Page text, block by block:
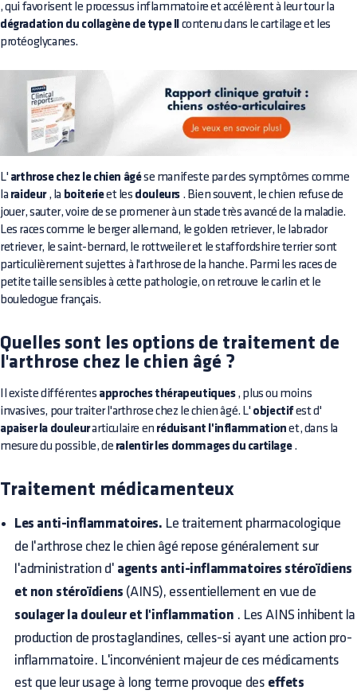
, qui favorisent le processus inflammatoire et accélèrent à leur tour la
dégradation du collagène de type II
contenu dans le cartilage et les
protéoglycanes.
L' arthrose chez le chien âgése manifeste par des symptômes comme
la raideur, la boiterieet les douleurs . Bien souvent, le chien refuse de
jouer, sauter, voire de se promener à un stade très avancé de la maladie.
Les races comme le berger allemand, le golden retriever, le labrador
retriever, le saint-bernard, le rottweiler et le staffordshire terrier sont
particulièrement sujettes à l'arthrose de la hanche. Parmi les races de
petite taille sensibles à cette pathologie, on retrouve le carlin et le
bouledogue français.
Quelles sont les options de traitement de
l'arthrose chez le chien âgé ?
Il existe différentes approches thérapeutiques, plus ou moins
invasives, pour traiter l'arthrose chez le chien âgé. L' objectifest d'
apaiser la douleurarticulaire en réduisant l'inflammation et, dans la
mesure du possible, de ralentir les dommages du cartilage.
Traitement médicamenteux
Les anti-inflammatoires. Le traitement pharmacologique
de l'arthrose chez le chien âgé repose généralement sur
l'administration d' agents anti-inflammatoires stéroïdiens
et non stéroïdiens (AINS), essentiellement en vue de
soulager la douleur et l'inflammation . Les AINS inhibent la
production de prostaglandines, celles-si ayant une action pro-
inflammatoire. L'inconvénient majeur de ces médicaments
est que leur usage à long terme provoque des effets